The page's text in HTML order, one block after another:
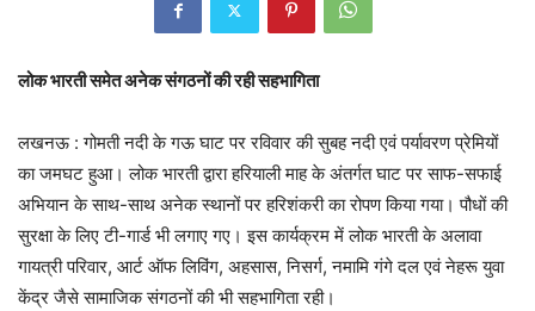
लोक भारती समेत अनेक संगठनों की रही सहभागिता
लखनऊ : गोमती नदी के गऊ घाट पर रविवार की सुबह नदी एवं पर्यावरण प्रेमियों
का जमघट हुआ। लोक भारती द्वारा हरियाली माह के अंतर्गत घाट पर साफ-सफाई
अभियान के साथ-साथ अनेक स्थानों पर हरिशंकरी का रोपण किया गया। पौधों की
सुरक्षा के लिए टी-गार्ड भी लगाए गए। इस कार्यक्रम में लोक भारती के अलावा
गायत्री परिवार, आर्ट ऑफ लिविंग, अहसास, निसर्ग, नमामि गंगे दल एवं नेहरू युवा
केंद्र जैसे सामाजिक संगठनों की भी सहभागिता रही।